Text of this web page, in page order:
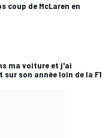
coup de McLaren en
ma voiture et j'ai
sur son année loin de la F1